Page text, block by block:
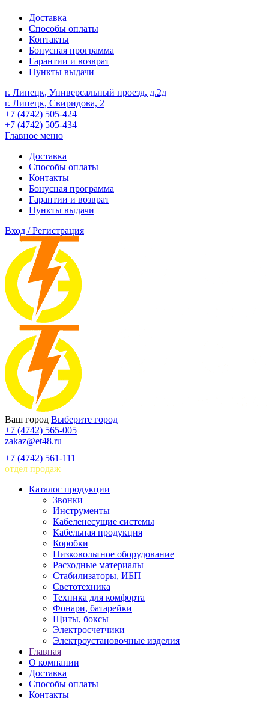
Доставка
Способы оплаты
Контакты
Бонусная программа
Гарантии и возврат
Пункты выдачи
г. Липецк, Универсальный проезд, д.2д
г. Липецк, Свиридова, 2
+7 (4742) 505-424
+7 (4742) 505-434
Главное меню
Доставка
Способы оплаты
Контакты
Бонусная программа
Гарантии и возврат
Пункты выдачи
Вход / Регистрация
Ваш город Выберите город
+7 (4742) 565-005
zakaz@et48.ru
+7 (4742) 561-111
отдел продаж
Каталог продукции
Звонки
Инструменты
Кабеленесущие системы
Кабельная продукция
Коробки
Низковольтное оборудование
Расходные материалы
Стабилизаторы, ИБП
Светотехника
Техника для комфорта
Фонари, батарейки
Щиты, боксы
Электросчетчики
Электроустановочные изделия
Главная
О компании
Доставка
Способы оплаты
Контакты